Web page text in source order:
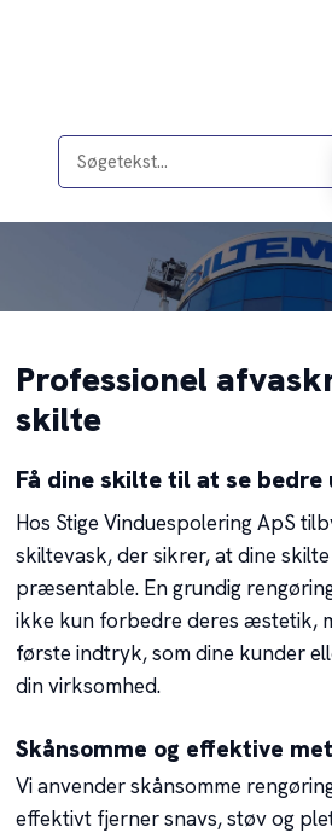
Professionel
skilte
Få dine skilte til at se bedre
Hos Stige Vinduespolering ApS
skiltevask, der sikrer, at dine
præsentable. En grundig
ikke kun forbedre deres æstetik,
første indtryk, som dine kunder
din virksomhed.
Skånsomme og effektive
Vi anvender skånsomme
effektivt fjerner snavs, støv og